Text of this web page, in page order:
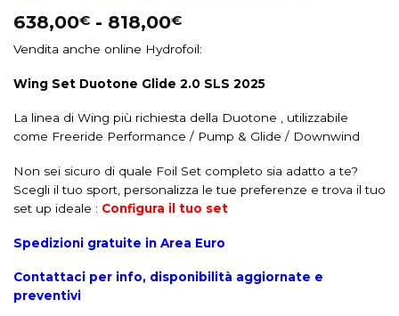
638,00€ - 818,00€
Vendita anche online Hydrofoil:
Wing Set Duotone Glide 2.0 SLS 2025
La linea di Wing più richiesta della Duotone , utilizzabile
come Freeride Performance / Pump & Glide / Downwind
Non sei sicuro di quale Foil Set completo sia adatto a te?
Scegli il tuo sport, personalizza le tue preferenze e trova il tuo
set up ideale : Configura il tuo set
Spedizioni gratuite in Area Euro
Contattaci per info, disponibilità aggiornate e
preventivi